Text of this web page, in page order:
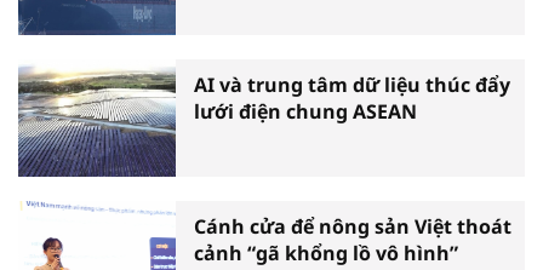
AI và trung tâm dữ liệu thúc đẩy
lưới điện chung ASEAN
Cánh cửa để nông sản Việt thoát
cảnh “gã khổng lồ vô hình”